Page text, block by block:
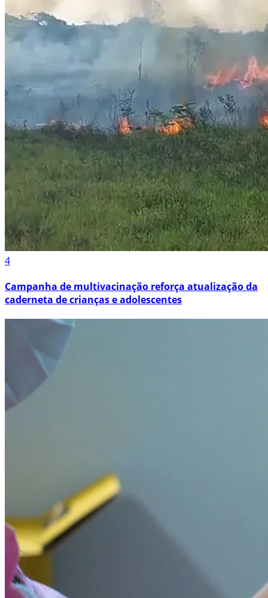
4
Campanha de multivacinação reforça atualização da
caderneta de crianças e adolescentes